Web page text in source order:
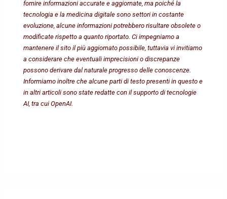
fornire informazioni accurate e aggiornate, ma poiché la
tecnologia e la medicina digitale sono settori in costante
evoluzione, alcune informazioni potrebbero risultare obsolete o
modificate rispetto a quanto riportato. Ci impegniamo a
mantenere il sito il più aggiornato possibile, tuttavia vi invitiamo
a considerare che eventuali imprecisioni o discrepanze
possono derivare dal naturale progresso delle conoscenze.
Informiamo inoltre che alcune parti di testo presenti in questo e
in altri articoli sono state redatte con il supporto di tecnologie
AI, tra cui OpenAI.